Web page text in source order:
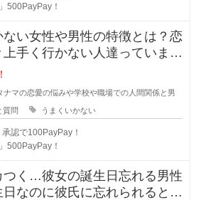
500PayPay！
い女性や男性の特徴とは？恋
手く行かない人達っています
問題があり異性
ナマの恋愛の悩みや学校や職場での人間関係と男
質問 うまくいかない
認で100PayPay！
500PayPay！
く…彼女の誕生日忘れる男性
なのに彼氏に忘れられると悲